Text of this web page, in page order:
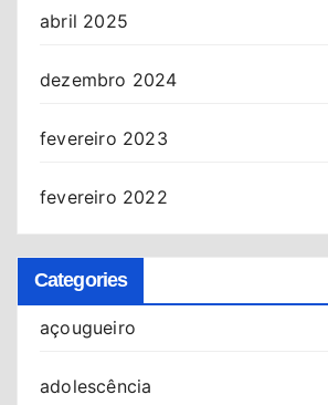
abril 2025
dezembro 2024
fevereiro 2023
fevereiro 2022
Categories
açougueiro
adolescência